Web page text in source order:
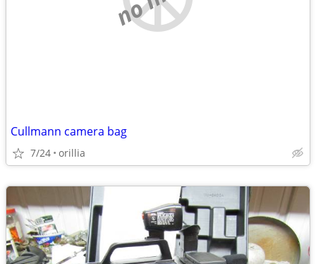
Cullmann camera bag
7/24 orillia